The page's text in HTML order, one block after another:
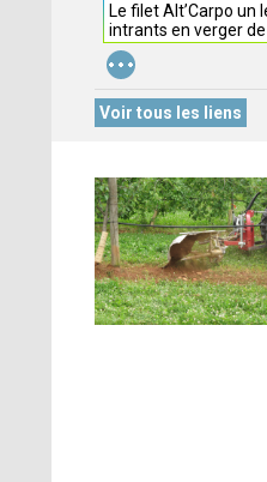
Le filet Alt’Carpo un
intrants en verger
...
Voir tous les liens